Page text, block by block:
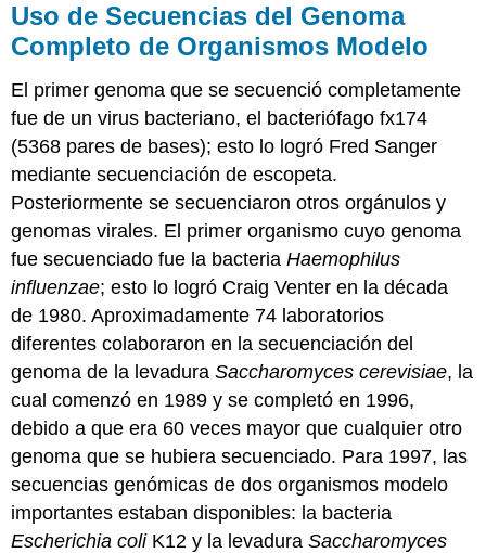
Uso de Secuencias del Genoma
Completo de Organismos Modelo
El primer genoma que se secuenció completamente
fue de un virus bacteriano, el bacteriófago fx174
(5368 pares de bases); esto lo logró Fred Sanger
mediante secuenciación de escopeta.
Posteriormente se secuenciaron otros orgánulos y
genomas virales. El primer organismo cuyo genoma
fue secuenciado fue la bacteriaHaemophilus
influenzae; esto lo logró Craig Venter en la década
de 1980. Aproximadamente 74 laboratorios
diferentes colaboraron en la secuenciación del
genoma de la levaduraSaccharomyces cerevisiae, la
cual comenzó en 1989 y se completó en 1996,
debido a que era 60 veces mayor que cualquier otro
genoma que se hubiera secuenciado. Para 1997, las
secuencias genómicas de dos organismos modelo
importantes estaban disponibles: la bacteria
Escherichia coliK12 y la levaduraSaccharomyces